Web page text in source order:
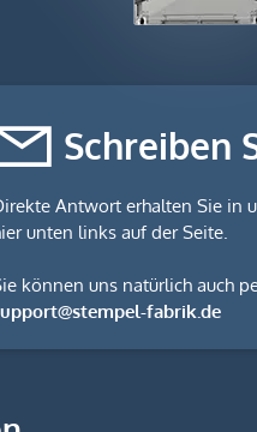
Schreiben
Antwort erhalten Sie in
unten links auf der Seite.
können uns natürlich auch
fabrik.de